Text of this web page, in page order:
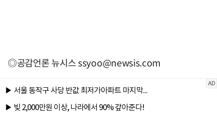
◎공감언론 뉴시스ssyoo@newsis.com